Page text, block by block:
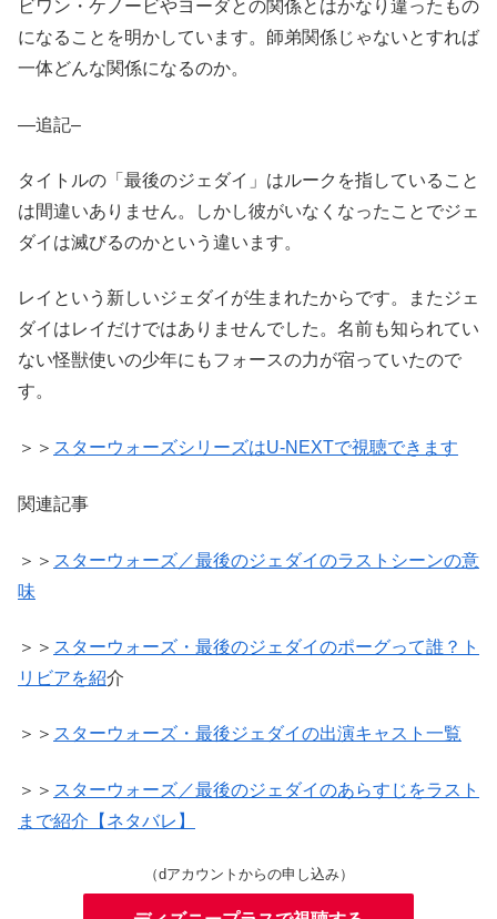
ビワン・ケノービやヨーダとの関係とはかなり違ったもの
になることを明かしています。師弟関係じゃないとすれば
一体どんな関係になるのか。
—追記–
タイトルの「最後のジェダイ」はルークを指していること
は間違いありません。しかし彼がいなくなったことでジェ
ダイは滅びるのかという違います。
レイという新しいジェダイが生まれたからです。またジェ
ダイはレイだけではありませんでした。名前も知られてい
ない怪獣使いの少年にもフォースの力が宿っていたので
す。
＞＞ スターウォーズシリーズはU-NEXTで視聴できます
関連記事
＞＞ スターウォーズ／最後のジェダイのラストシーンの意
味
＞＞ スターウォーズ・最後のジェダイのポーグって誰？ト
リビアを紹介
＞＞ スターウォーズ・最後ジェダイの出演キャスト一覧
＞＞ スターウォーズ／最後のジェダイのあらすじをラスト
まで紹介【ネタバレ】
（dアカウントからの申し込み）